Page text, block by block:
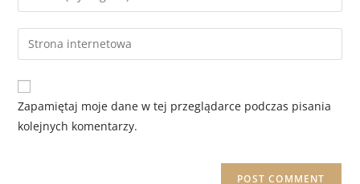
Zapamiętaj moje dane w tej przeglądarce podczas pisania
kolejnych komentarzy.